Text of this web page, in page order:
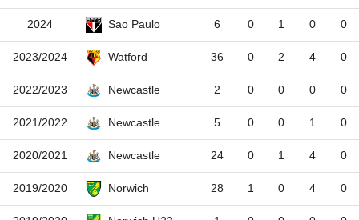
2024 Sao Paulo 6 0 1 0 0
2023/2024 Watford 36 0 2 4 0
2022/2023 Newcastle 2 0 0 0 0
2021/2022 Newcastle 5 0 0 1 0
2020/2021 Newcastle 24 0 1 4 0
2019/2020 Norwich 28 1 0 4 0